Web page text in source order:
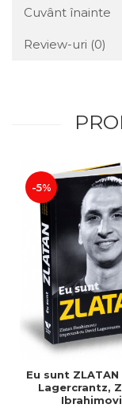
Cuvânt înainte
Review-uri (0)
-5%
Eu sunt
Lagercrantz,